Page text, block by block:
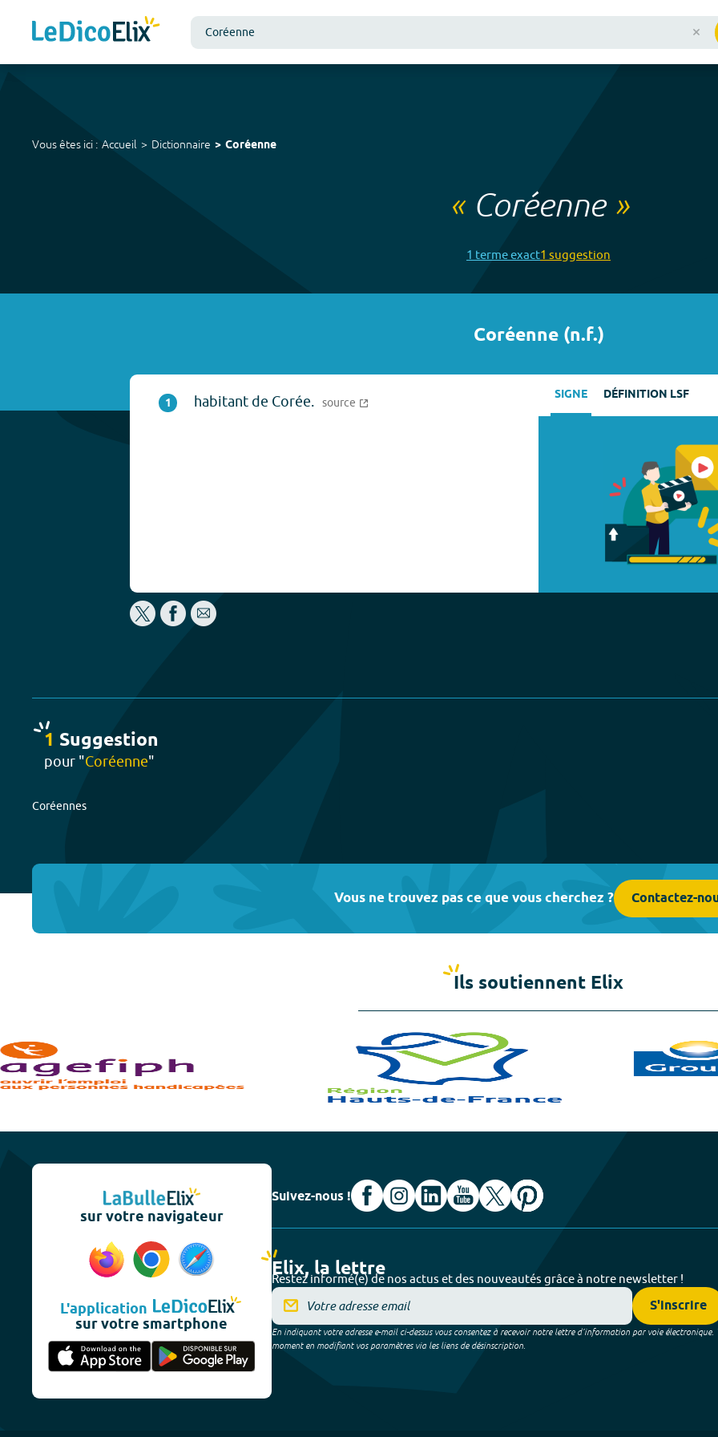
Vous êtes ici : Accueil Dictionnaire Coréenne
« Coréenne»
1 termeexact1 suggestion
Coréenne(n.f.)
1 habitant de Corée. source SIGNE DÉFINITION LSF
1 Suggestion
pour "Coréenne"
Coréennes
Vous ne trouvez pas ce que vous cherchez ? Contactez-
Ils soutiennent Elix
sur votre navigateur
L'application
sur votre smartphone
Suivez-nous !
Elix, la lettre
Restez informé(e) de nos actus et des nouveautés grâce à notre newsletter !
S'inscrire
En indiquant votre adresse e-mail ci-dessus vous consentez à recevoir notre lettre d’information par voie électronique.
moment en modifiant vos paramètres via les liens de désinscription.